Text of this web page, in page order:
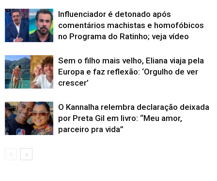
Influenciador é detonado após
comentários machistas e homofóbicos
no Programa do Ratinho; veja vídeo
Sem o filho mais velho, Eliana viaja pela
Europa e faz reflexão: ‘Orgulho de ver
crescer’
O Kannalha relembra declaração deixada
por Preta Gil em livro: “Meu amor,
parceiro pra vida”